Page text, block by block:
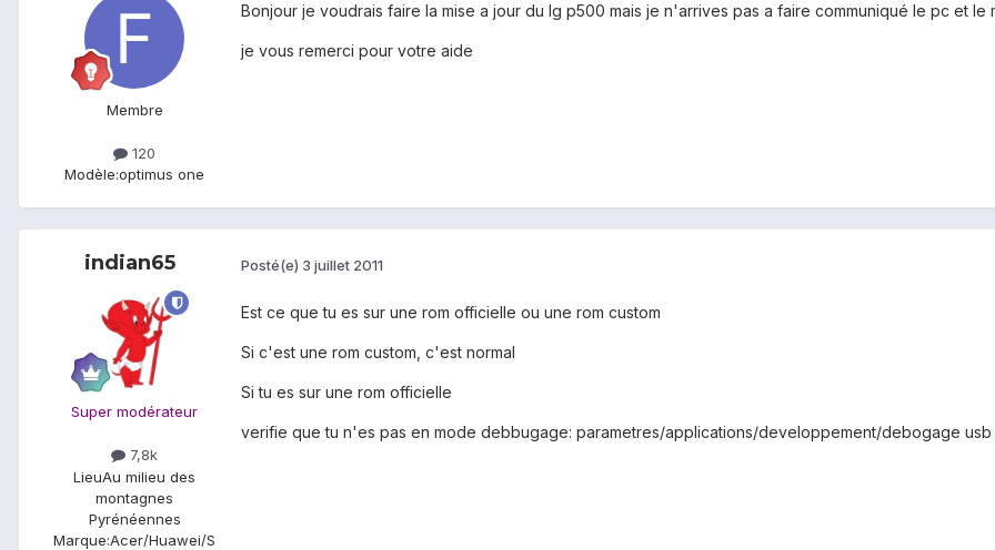
Membre
120
Modèle:optimus one
Bonjour je voudrais faire la mise a jour du lg p500 mais je n'arrives pas a faire communiqué le pc et
je vous remerci pour votre aide
indian65
Super modérateur
7,8k
LieuAu milieu des
montagnes
Pyrénéennes
Marque:Acer/Huawei/S
Posté(e) 3 juillet 2011
Est ce que tu es sur une rom officielle ou une rom custom
Si c'est une rom custom, c'est normal
Si tu es sur une rom officielle
verifie que tu n'es pas en mode debbugage: parametres/applications/developpement/debogage usb